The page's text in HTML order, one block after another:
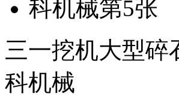
三一挖机大型碎
科机械